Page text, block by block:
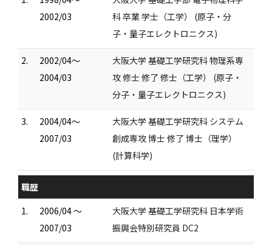
2002/03
科 卒業 学士（工学） (原子・分
子・量子エレクトロニクス)
2.
2002/04～
2004/03
大阪大学 基礎工学研究科 物理系専
攻 修士 修了 修士（工学） (原子・
分子・量子エレクトロニクス)
3.
2004/04～
2007/03
大阪大学 基礎工学研究科 システム
創成専攻 博士 修了 博士（理学）
(計算科学)
職歴
1.
2006/04 ～
2007/03
大阪大学 基礎工学研究科 日本学術
振興会特別研究員 DC2